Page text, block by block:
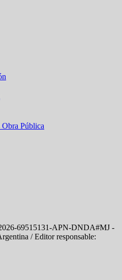
Obra Pública
69515131-APN-DNDA#MJ -
/ Editor responsable: